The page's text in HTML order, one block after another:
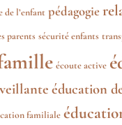
de l’enfant pédagogie
parents sécurité enfants
écoute active
éducation
familiale